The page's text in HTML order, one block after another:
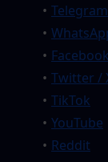
Telegram
Facebook
Twitter /
TikTok
YouTube
Reddit